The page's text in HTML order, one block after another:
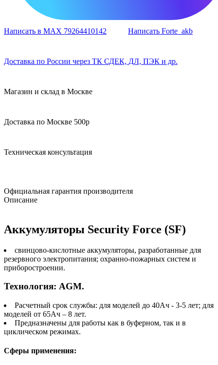
Написать в MAX 79264410142 Написать Forte_akb
Доставка по России через ТК СДЕК, ДЛ, ПЭК и др.
Магазин и склад в Москве
Доставка по Москве 500р
Техническая консультация
Официальная гарантия производителя
Описание
Аккумуляторы Security Force (SF)
cвинцово-кислотные аккумуляторы, разработанные для
резервного электропитания; охранно-пожарных систем и
приборостроении.
Технология: AGM.
Расчетный срок службы: для моделей до 40Ач - 3-5 лет; для
моделей от 65Ач – 8 лет.
Предназначены для работы как в буферном, так и в
циклическом режимах.
Сферы применения: